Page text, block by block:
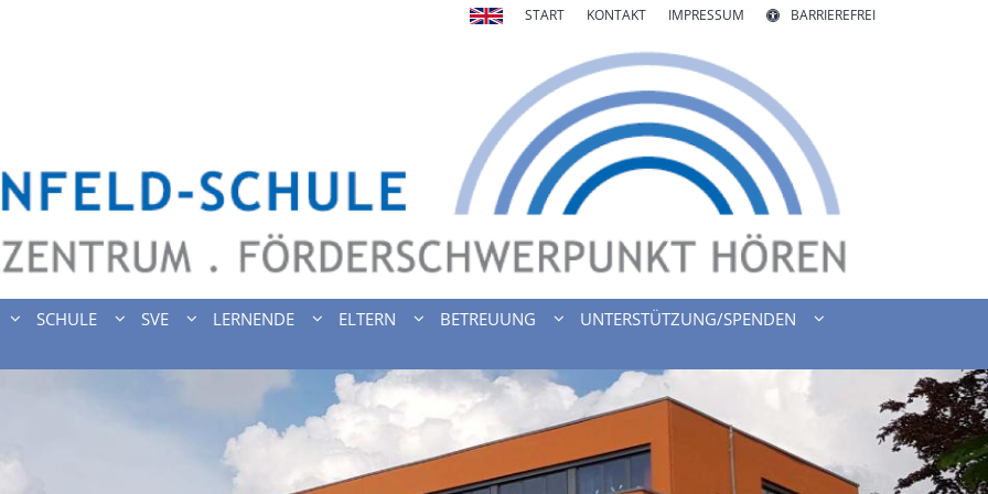
START KONTAKT IMPRESSUM BARRIEREFREI
SCHULE SVE LERNENDE ELTERN BETREUUNG
UNTERSTÜTZUNG/SPENDEN